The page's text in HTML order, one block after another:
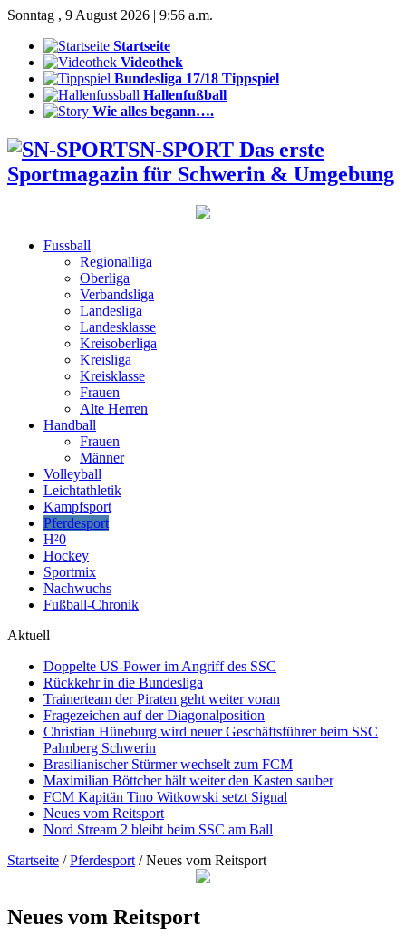
Sonntag , 9 August 2026 | 9:56 a.m.
Startseite
Videothek
Bundesliga 17/18 Tippspiel
Hallenfußball
Wie alles begann….
SN-SPORT Das erste
Sportmagazin für Schwerin & Umgebung
Fussball
Regionalliga
Oberliga
Verbandsliga
Landesliga
Landesklasse
Kreisoberliga
Kreisliga
Kreisklasse
Frauen
Alte Herren
Handball
Frauen
Männer
Volleyball
Leichtathletik
Kampfsport
Pferdesport
H²0
Hockey
Sportmix
Nachwuchs
Fußball-Chronik
Aktuell
Doppelte US-Power im Angriff des SSC
Rückkehr in die Bundesliga
Trainerteam der Piraten geht weiter voran
Fragezeichen auf der Diagonalposition
Christian Hüneburg wird neuer Geschäftsführer beim SSC
Palmberg Schwerin
Brasilianischer Stürmer wechselt zum FCM
Maximilian Böttcher hält weiter den Kasten sauber
FCM Kapitän Tino Witkowski setzt Signal
Neues vom Reitsport
Nord Stream 2 bleibt beim SSC am Ball
Startseite / Pferdesport / Neues vom Reitsport
Neues vom Reitsport